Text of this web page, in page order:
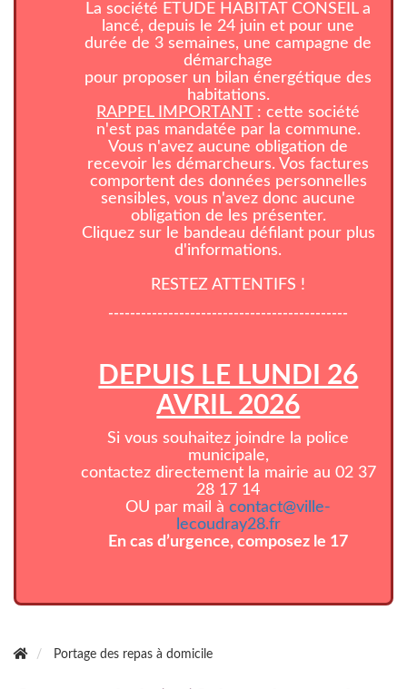
La société ETUDE HABITAT CONSEIL a
lancé, depuis le 24 juin et pour une
durée de 3 semaines, une campagne de
démarchage
pour proposer un bilan énergétique des
habitations.
RAPPEL IMPORTANT : cette société
n'est pas mandatée par la commune.
Vous n'avez aucune obligation de
recevoir les démarcheurs. Vos factures
comportent des données personnelles
sensibles, vous n'avez donc aucune
obligation de les présenter.
Cliquez sur le bandeau défilant pour plus
d'informations.
RESTEZ ATTENTIFS !
--------------------------------------------
DEPUIS LE LUNDI 26
AVRIL 2026
Si vous souhaitez joindre la police
municipale,
contactez directement la mairie au 02 37
28 17 14
OU par mail àcontact@ville-
lecoudray28.fr
En cas d’urgence, composez le 17
Portage des repas à domicile